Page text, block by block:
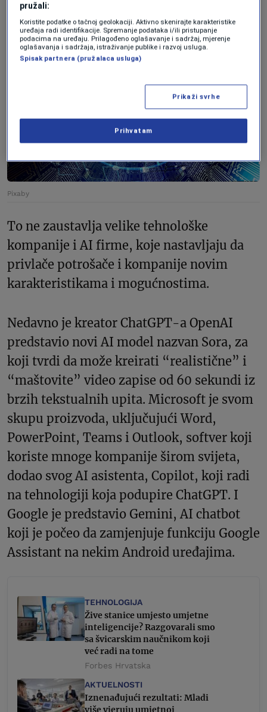
Pixaby
To ne zaustavlja velike tehnološke
kompanije i AI firme, koje nastavljaju da
privlače potrošače i kompanije novim
karakteristikama i mogućnostima.
Nedavno je kreator ChatGPT-a OpenAI
predstavio novi AI model nazvan Sora, za
koji tvrdi da može kreirati “realistične” i
“maštovite” video zapise od 60 sekundi iz
brzih tekstualnih upita. Microsoft je svom
skupu proizvoda, uključujući Word,
PowerPoint, Teams i Outlook, softver koji
koriste mnoge kompanije širom svijeta,
dodao svog AI asistenta, Copilot, koji radi
na tehnologiji koja podupire ChatGPT. I
Google je predstavio Gemini, AI chatbot
koji je počeo da zamjenjuje funkciju Google
Assistant na nekim Android uređajima.
TEHNOLOGIJA
Žive stanice umjesto umjetne
inteligencije? Razgovarali smo
sa švicarskim naučnikom koji
već radi na tome
Forbes Hrvatska
AKTUELNOSTI
Iznenađujući rezultati: Mladi
pružali:
Koristite podatke o tačnoj geolokaciji. Aktivno skenirajte karakteristike
uređaja radi identifikacije. Spremanje podataka i/ili pristupanje
podacima na uređaju. Prilagođeno oglašavanje i sadržaj, mjerenje
oglašavanja i sadržaja, istraživanje publike i razvoj usluga.
Spisak partnera (pružalaca usluga)
Prikaži svrhe
Prihvatam